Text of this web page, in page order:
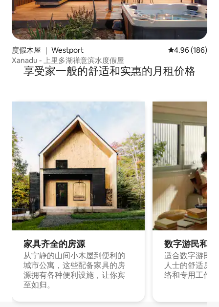
度假木屋 ｜ Westport 平均评分 4.96
4.96 (186)
Xanadu - 上里多湖禅意滨水度假屋
享受家一般的舒适和实惠的月租价格
家具齐全的房源
从宁静的山间小木屋到便利的
城市公寓，这些配备家具的房
源拥有各种便利设施，让你宾
至如归。
数字游民和
适合数字游民
人士的舒适房
络和专用工作